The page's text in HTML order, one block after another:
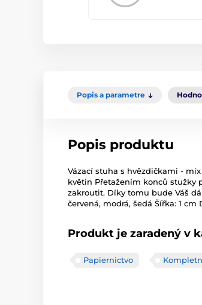
Popis a parametre
Popis produktu
Vázací stuha s hvězdičkami -
květin Přetažením konců stužky
zakroutit. Díky tomu bude Váš
červená, modrá, šedá Šířka: 1 cm
Produkt je zaradený v
Papiernictvo